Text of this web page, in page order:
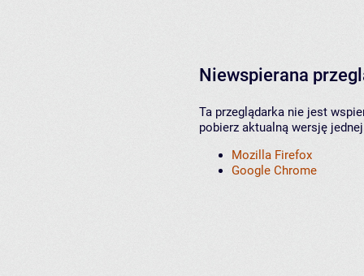
Niewspierana
Ta przeglądarka nie jest
pobierz aktualną wersję
Mozilla Firefox
Google Chrome